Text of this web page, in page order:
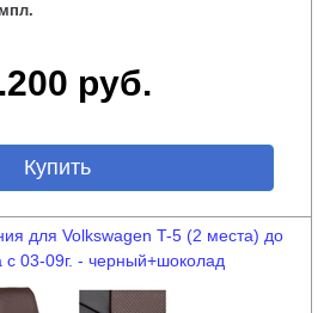
руб.
Купить
для Volkswagen T-5 (2 места) до
с 03-09г. - черный+шоколад